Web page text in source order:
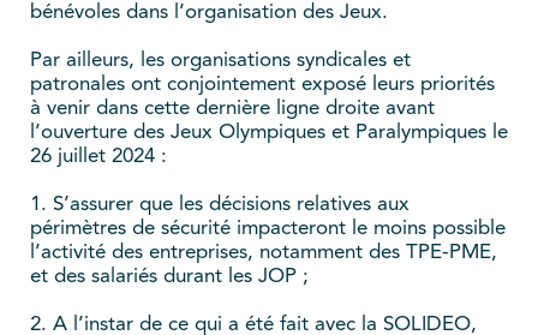
bénévoles dans l’organisation des Jeux.
Par ailleurs, les organisations syndicales et
patronales ont conjointement exposé leurs priorités
à venir dans cette dernière ligne droite avant
l’ouverture des Jeux Olympiques et Paralympiques le
26 juillet 2024 :
1. S’assurer que les décisions relatives aux
périmètres de sécurité impacteront le moins possible
l’activité des entreprises, notamment des TPE-PME,
et des salariés durant les JOP ;
2. A l’instar de ce qui a été fait avec la SOLIDEO,